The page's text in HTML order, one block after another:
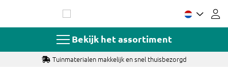
de
Bekijk het assortiment
Tuinmaterialen makkelijk en snel thuisbezorgd